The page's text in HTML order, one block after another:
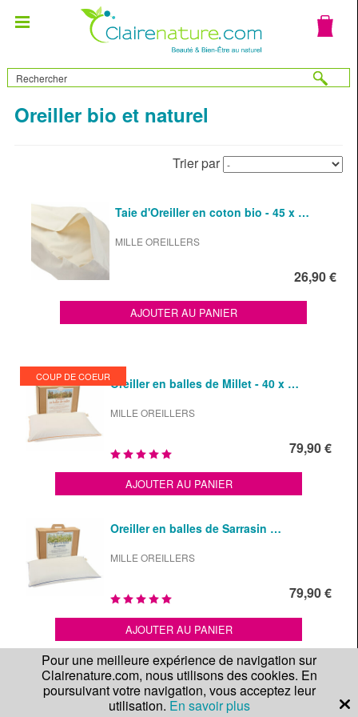
Oreiller bio et naturel
Trier par
Taie d'Oreiller en coton bio - 45 x …
MILLE OREILLERS
26,90 €
AJOUTER AU PANIER
COUP DE COEUROreiller en balles de Millet - 40 x …
MILLE OREILLERS
79,90 €
AJOUTER AU PANIER
Oreiller en balles de Sarrasin …
MILLE OREILLERS
79,90 €
AJOUTER AU PANIER
Oreiller en balles de Grand Epeautre …
MILLE OREILLERS
Pour une meilleure expérience de navigation sur
Clairenature.com, nous utilisons des cookies. En
poursuivant votre navigation, vous acceptez leur
utilisation. En savoir plus